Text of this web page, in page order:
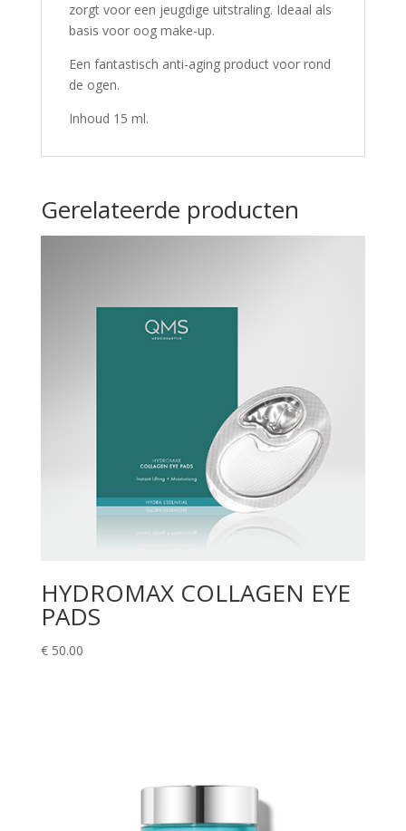
zorgt voor een jeugdige uitstraling. Ideaal als
basis voor oog make-up.
Een fantastisch anti-aging product voor rond
de ogen.
Inhoud 15 ml.
Gerelateerde producten
HYDROMAX COLLAGEN EYE
PADS
€50.00